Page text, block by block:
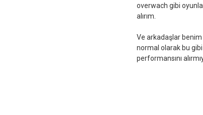
overwach gibi
alırım.
Ve arkadaşlar benim
normal olarak bu
performansını